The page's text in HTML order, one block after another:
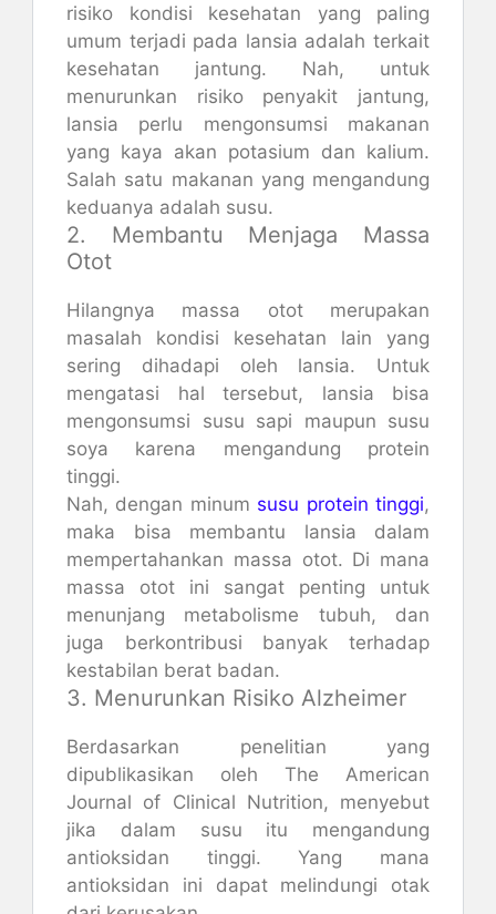
risiko kondisi kesehatan yang paling
umum terjadi pada lansia adalah terkait
kesehatan jantung. Nah, untuk
menurunkan risiko penyakit jantung,
lansia perlu mengonsumsi makanan
yang kaya akan potasium dan kalium.
Salah satu makanan yang mengandung
keduanya adalah susu.
2. Membantu Menjaga Massa
Otot
Hilangnya massa otot merupakan
masalah kondisi kesehatan lain yang
sering dihadapi oleh lansia. Untuk
mengatasi hal tersebut, lansia bisa
mengonsumsi susu sapi maupun susu
soya karena mengandung protein
tinggi.
Nah, dengan minum susu protein tinggi,
maka bisa membantu lansia dalam
mempertahankan massa otot. Di mana
massa otot ini sangat penting untuk
menunjang metabolisme tubuh, dan
juga berkontribusi banyak terhadap
kestabilan berat badan.
3. Menurunkan Risiko Alzheimer
Berdasarkan penelitian yang
dipublikasikan oleh The American
Journal of Clinical Nutrition, menyebut
jika dalam susu itu mengandung
antioksidan tinggi. Yang mana
antioksidan ini dapat melindungi otak